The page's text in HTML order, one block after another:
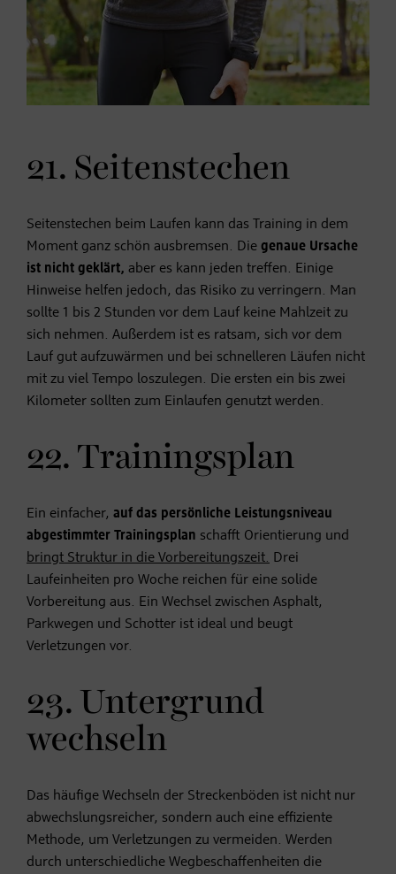
21. Seitenstechen
Seitenstechen beim Laufen kann das Training in dem
Moment ganz schön ausbremsen. Die genaue Ursache
ist nicht geklärt, aber es kann jeden treffen. Einige
Hinweise helfen jedoch, das Risiko zu verringern. Man
sollte 1 bis 2 Stunden vor dem Lauf keine Mahlzeit zu
sich nehmen. Außerdem ist es ratsam, sich vor dem
Lauf gut aufzuwärmen und bei schnelleren Läufen nicht
mit zu viel Tempo loszulegen. Die ersten ein bis zwei
Kilometer sollten zum Einlaufen genutzt werden.
22. Trainingsplan
Ein einfacher, auf das persönliche Leistungsniveau
abgestimmter Trainingsplan schafft Orientierung und
bringt Struktur in die Vorbereitungszeit. Drei
Laufeinheiten pro Woche reichen für eine solide
Vorbereitung aus. Ein Wechsel zwischen Asphalt,
Parkwegen und Schotter ist ideal und beugt
Verletzungen vor.
23. Untergrund
wechseln
Das häufige Wechseln der Streckenböden ist nicht nur
abwechslungsreicher, sondern auch eine effiziente
Methode, um Verletzungen zu vermeiden. Werden
durch unterschiedliche Wegbeschaffenheiten die